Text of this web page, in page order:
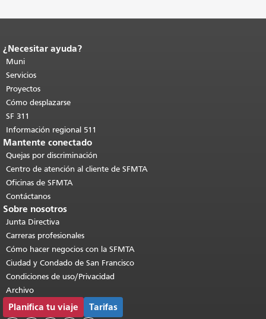
Fin del contenido de la página.
de esta página se repite en todas las
páginas.Volver al principio del
contenido principal
¿Necesitar ayuda?
Muni
Servicios
Proyectos
Cómo desplazarse
SF 311
Información regional 511
Mantente conectado
Quejas por discriminación
Centro de atención al cliente de SFMTA
Oficinas de SFMTA
Contáctanos
Sobre nosotros
Junta Directiva
Carreras profesionales
Cómo hacer negocios con la SFMTA
Ciudad y Condado de San Francisco
Condiciones de uso/Privacidad
Archivo
Planifica tu viaje Tarifas